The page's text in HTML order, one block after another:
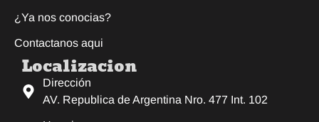
¿Ya nos conocias?
Contactanos aqui
Localizacion
Dirección
AV. Republica de Argentina Nro. 477 Int. 102